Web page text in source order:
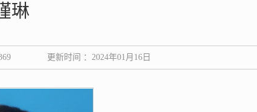
琳
更新时间 ：2024年01月16日